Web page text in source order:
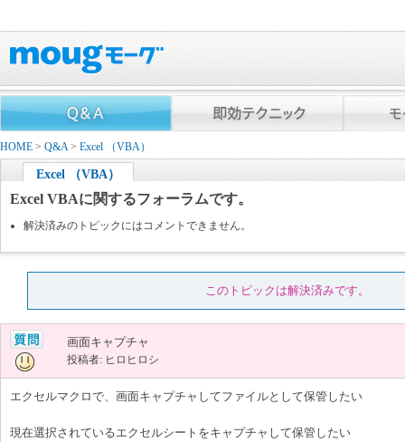
HOME > Q&A> Excel （VBA）
Excel （VBA）
Excel VBAに関するフォーラムです。
解決済みのトピックにはコメントできません。
このトピックは解決済みです。
画面キャプチャ
投稿者: ヒロヒロシ
エクセルマクロで、画面キャプチャしてファイルとして保管したい
現在選択されているエクセルシートをキャプチャして保管したい